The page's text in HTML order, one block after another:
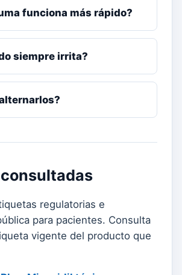
funciona más rápido?
siempre irrita?
regulatorias e
para pacientes. Consulta
vigente del producto que